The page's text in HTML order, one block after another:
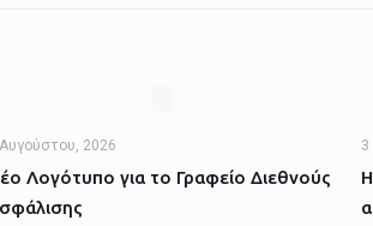
2026
Λογότυπο για το Γραφείο Διεθνούς
3